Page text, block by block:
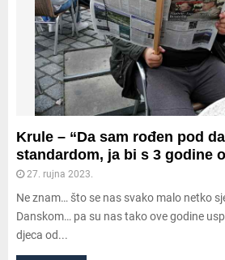
Krule – “Da sam rođen pod
standardom, ja bi s 3 godine
27. rujna 2023.
Ne znam… što se nas svako malo netko
Danskom… pa su nas tako ove godine
djeca od...